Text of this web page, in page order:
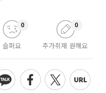
슬퍼요
0
추가취재 원해요
0